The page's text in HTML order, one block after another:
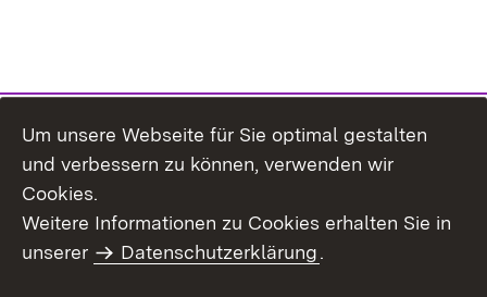
Um unsere Webseite für Sie optimal gestalten
und verbessern zu können, verwenden wir
Cookies.
Weitere Informationen zu Cookies erhalten Sie in
unserer
Datenschutzerklärung.